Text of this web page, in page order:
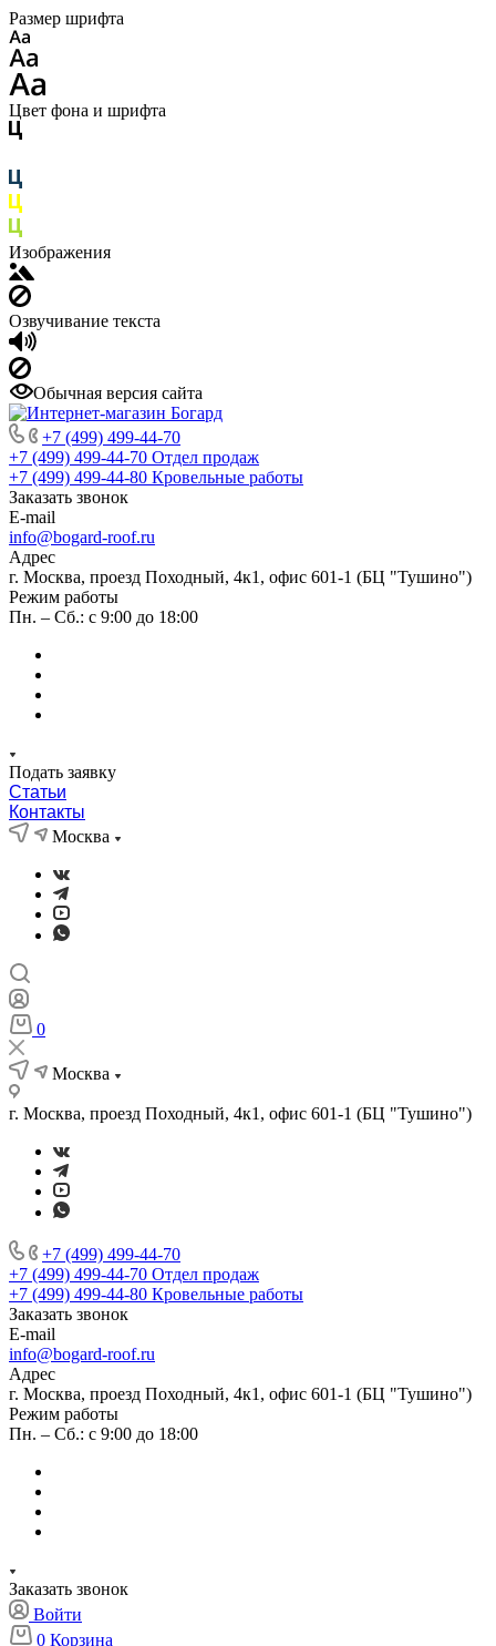
Размер шрифта
Цвет фона и шрифта
Изображения
Озвучивание текста
Обычная версия сайта
+7 (499) 499-44-70
+7 (499) 499-44-70 Отдел продаж
+7 (499) 499-44-80 Кровельные работы
Заказать звонок
E-mail
info@bogard-roof.ru
Адрес
г. Москва, проезд Походный, 4к1, офис 601-1 (БЦ "Тушино")
Режим работы
Пн. – Сб.: с 9:00 до 18:00
Подать заявку
Статьи
Контакты
Москва
0
Москва
г. Москва, проезд Походный, 4к1, офис 601-1 (БЦ "Тушино")
+7 (499) 499-44-70
+7 (499) 499-44-70 Отдел продаж
+7 (499) 499-44-80 Кровельные работы
Заказать звонок
E-mail
info@bogard-roof.ru
Адрес
г. Москва, проезд Походный, 4к1, офис 601-1 (БЦ "Тушино")
Режим работы
Пн. – Сб.: с 9:00 до 18:00
Заказать звонок
Войти
0 Корзина